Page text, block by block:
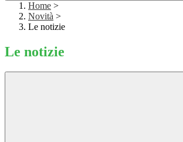
Home >
Novità >
Le notizie
Le notizie